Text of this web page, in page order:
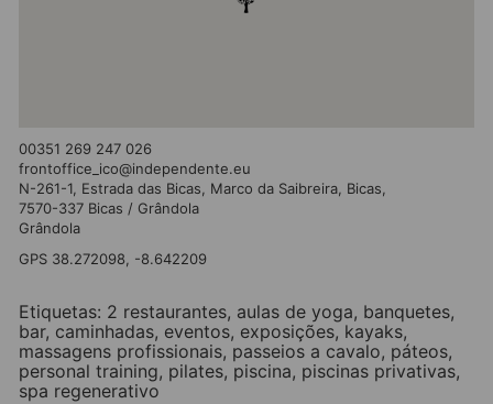
00351 269 247 026
frontoffice_ico@independente.eu
N-261-1, Estrada das Bicas, Marco da Saibreira, Bicas,
7570-337 Bicas / Grândola
Grândola
GPS 38.272098, -8.642209
Etiquetas: 2 restaurantes, aulas de yoga, banquetes,
bar, caminhadas, eventos, exposições, kayaks,
massagens profissionais, passeios a cavalo, páteos,
personal training, pilates, piscina, piscinas privativas,
spa regenerativo